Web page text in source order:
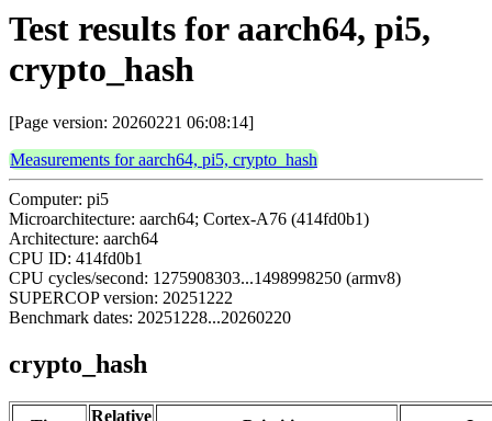
Test results for aarch64, pi5,
crypto_hash
[Page version: 20260221 06:08:14]
Measurements for aarch64, pi5, crypto_hash
Computer: pi5
Microarchitecture: aarch64; Cortex-A76 (414fd0b1)
Architecture: aarch64
CPU ID: 414fd0b1
CPU cycles/second: 1275908303...1498998250 (armv8)
SUPERCOP version: 20251222
Benchmark dates: 20251228...20260220
crypto_hash
Relative